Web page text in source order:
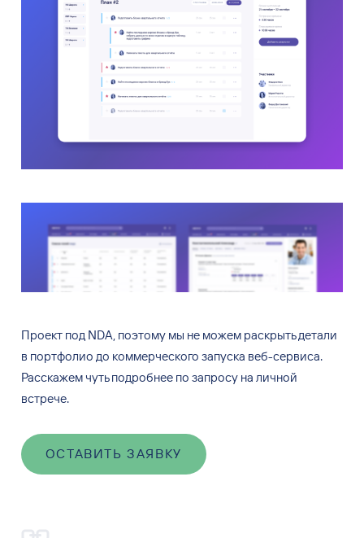
Проект под NDA, поэтому мы не можем раскрыть детали
в портфолио до коммерческого запуска веб-сервиса.
Расскажем чуть подробнее по запросу на личной
встрече.
ОСТАВИТЬ ЗАЯВКУ